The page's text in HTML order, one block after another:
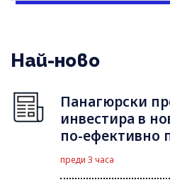
Най-ново
Панагюрски
инвестира в
по-ефективно
преди 3 часа